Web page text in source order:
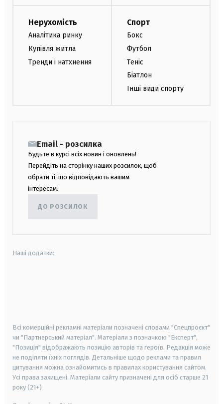
Нерухомість
Аналітика ринку
Купівля житла
Тренди і натхнення
Спорт
Бокс
Футбол
Теніс
Біатлон
Інші види спорту
Email - розсилка
Будьте в курсі всіх новин і оновлень!
Перейдіть на сторінку наших розсилок, щоб
обрати ті, що відповідають вашим
інтересам.
ДО РОЗСИЛОК
Наші додатки:
Всі комерційні рекламні матеріали позначені словами "Спецпроєкт"
чи "Партнерський матеріал". Матеріали з позначкою "Експерт",
"Позиція" відображають позицію авторів та героїв. Редакція може
не поділяти їхніх поглядів. Детальніше щодо реклами та правил
цитування можна ознайомитись в правилах користування сайтом.
Усі права захищені. Матеріали сайту призначені для осіб старше 21
року (21+)